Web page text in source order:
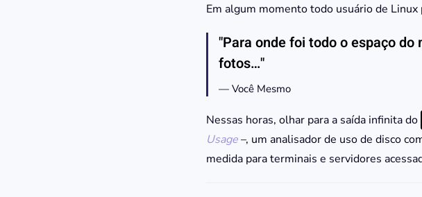
Em algum momento todo usuário de
"Para onde foi todo o espaço do
fotos…"
Você Mesmo
Nessas horas, olhar para a saída infinita do
Usage–, um analisador de uso de disco
medida para terminais e servidores